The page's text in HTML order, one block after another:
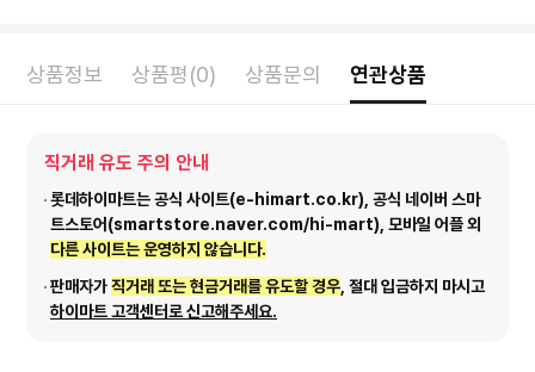
상품정보 상품평(0) 상품문의 연관상품
직거래 유도 주의 안내
롯데하이마트는 공식 사이트(e-himart.co.kr), 공식 네이버 스마
트스토어(smartstore.naver.com/hi-mart), 모바일 어플 외
다른 사이트는 운영하지 않습니다.
판매자가직거래 또는 현금거래를 유도할 경우 , 절대 입금하지 마시고
하이마트 고객센터로 신고해주세요.